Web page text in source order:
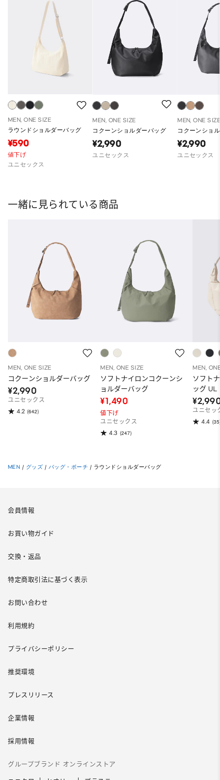
MEN, ONE SIZE
ラウンドショルダーバッグ
¥590
値下げ
ユニセックス
MEN, ONE SIZE
コクーンショルダーバッグ
¥2,990
ユニセックス
MEN, ONE
コクーンショ
¥2,990
ユニセックス
一緒に見られている商品
MEN, ONE SIZE
コクーンショルダーバッグ
¥2,990
ユニセックス
4.2 (642)
MEN, ONE SIZE
ソフトナイロンコクーンシ
ョルダーバッグ
¥1,490
値下げ
ユニセックス
4.3 (247)
MEN,
ソフト
ッグ UL
ユニセッ
4.4
MEN / グッズ / バッグ・ポーチ / ラウンドショルダーバッグ
会員情報
お買い物ガイド
交換・返品
特定商取引法に基づく表示
お問い合わせ
利用規約
プライバシーポリシー
推奨環境
プレスリリース
企業情報
採用情報
グループブランド オンラインストア